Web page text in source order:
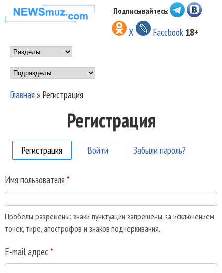
Перейти к основному
содержанию
НОВОСТИ
МУЗЫКИ И
ШОУ БИЗНЕСА
NEWSMUZ.COM
Подписывайтесь:
X Facebook 18+
Main menu
Подразделы
Главная» Регистрация
Регистрация
Регистрация (активная вкладка)
Войти Забыли пароль?
Имя пользователя *
Пробелы разрешены; знаки пунктуации запрещены, за исключением
точек, тире, апострофов и знаков подчеркивания.
E-mail адрес *